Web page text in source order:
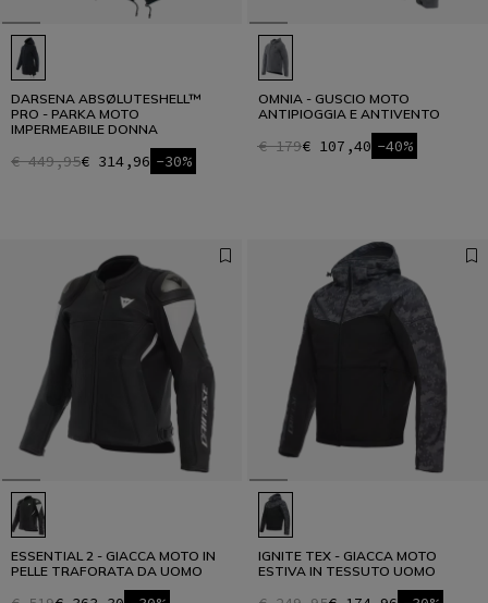
DARSENA ABSØLUTESHELL™
PRO - PARKA MOTO
IMPERMEABILE DONNA
€ 449,95€ 314,96 -30%
OMNIA - GUSCIO MOTO
ANTIPIOGGIA E ANTIVENTO
€ 179€ 107,40 -40%
ESSENTIAL 2 - GIACCA MOTO IN
PELLE TRAFORATA DA UOMO
IGNITE TEX - GIACCA MOTO
ESTIVA IN TESSUTO UOMO